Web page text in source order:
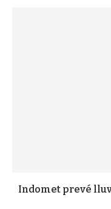
Indomet prevé